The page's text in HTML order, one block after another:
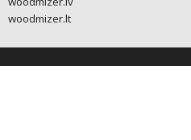
woodmizer.lt